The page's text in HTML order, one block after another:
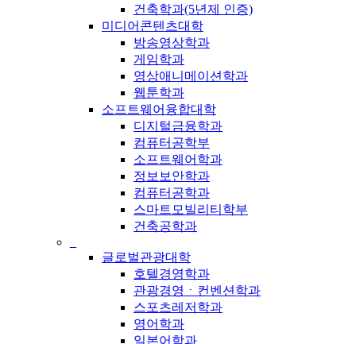
건축학과(5년제 인증)
미디어콘텐츠대학
방송영상학과
게임학과
영상애니메이션학과
웹툰학과
소프트웨어융합대학
디지털금융학과
컴퓨터공학부
소프트웨어학과
정보보안학과
컴퓨터공학과
스마트모빌리티학부
건축공학과
글로벌관광대학
호텔경영학과
관광경영ㆍ컨벤션학과
스포츠레저학과
영어학과
일본어학과